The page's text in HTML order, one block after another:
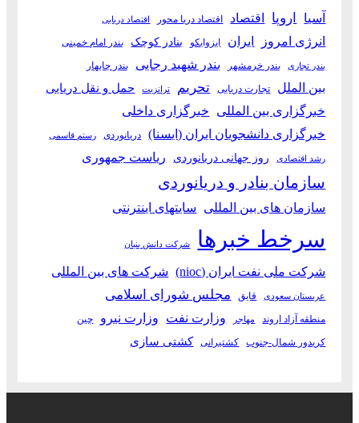
آسیا اروپا اقتصاد اقتصاد دریا محور اقتصاد دریایی
انرژی امروز ایران ایزوایکو بنادر کوچک بندر امام خمینی
بندر تجاری بندر خرمشهر بندر شهید رجایی بندر چابهار
بین الملل تجارت دریایی تحریم ترانزیت حمل و نقل دریایی
خبرگزاری بین المللی خبرگزاری داخلی
خبرگزاری دانشجویان ایران (ایسنا)
دریانوردی رستم قاسمی
رشد اقتصادی روز جهانی دریانوردی ریاست جمهوری
سازمان بنادر و دریانوردی
سازمان های بین المللی سایتهای اینترنتی
سرخط خبرها شرکت دانش بنیان
شرکت ملی نفت ایران (nioc) شرکت های بین المللی
عربستان سعودی قایق مجلس شورای اسلامی
منطقه آزاد اروند مهاجر وزارت نفت وزارت نیرو چین
کریدور شمال-جنوب کشتیرانی کشتی سازی